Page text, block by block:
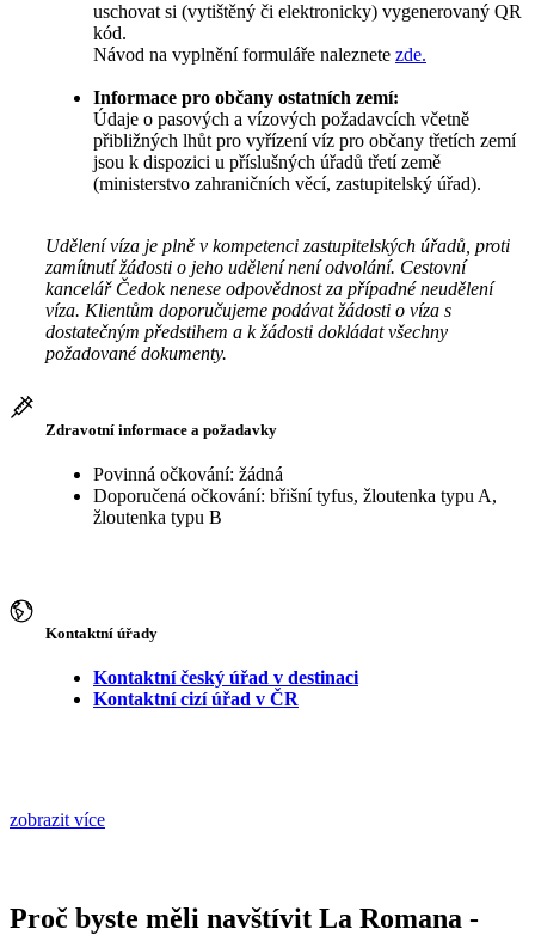
uschovat si (vytištěný či elektronicky) vygenerovaný QR
kód.
Návod na vyplnění formuláře naleznete zde.
Informace pro občany ostatních zemí:
Údaje o pasových a vízových požadavcích včetně
přibližných lhůt pro vyřízení víz pro občany třetích zemí
jsou k dispozici u příslušných úřadů třetí země
(ministerstvo zahraničních věcí, zastupitelský úřad).
Udělení víza je plně v kompetenci zastupitelských úřadů, proti
zamítnutí žádosti o jeho udělení není odvolání. Cestovní
kancelář Čedok nenese odpovědnost za případné neudělení
víza. Klientům doporučujeme podávat žádosti o víza s
dostatečným předstihem a k žádosti dokládat všechny
požadované dokumenty.
Zdravotní informace a požadavky
Povinná očkování: žádná
Doporučená očkování: břišní tyfus, žloutenka typu A,
žloutenka typu B
Kontaktní úřady
Kontaktní český úřad v destinaci
Kontaktní cizí úřad v ČR
zobrazit více
Proč byste měli navštívit La Romana -